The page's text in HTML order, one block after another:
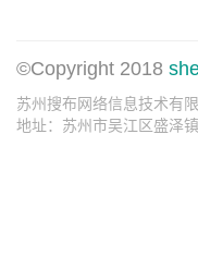
©Copyright 2018
苏州搜布网络信息技术有
地址：苏州市吴江区盛泽